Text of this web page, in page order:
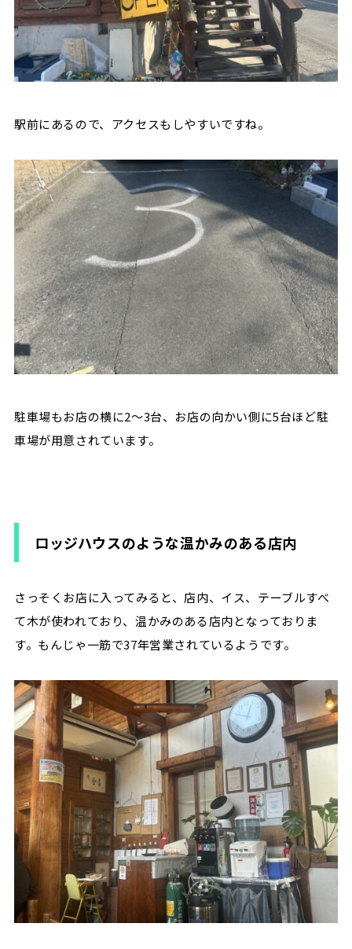
駅前にあるので、アクセスもしやすいですね。
駐車場もお店の横に2～3台、お店の向かい側に5台ほど駐
車場が用意されています。
ロッジハウスのような温かみのある店内
さっそくお店に入ってみると、店内、イス、テーブルすべ
て木が使われており、温かみのある店内となっておりま
す。もんじゃ一筋で37年営業されているようです。